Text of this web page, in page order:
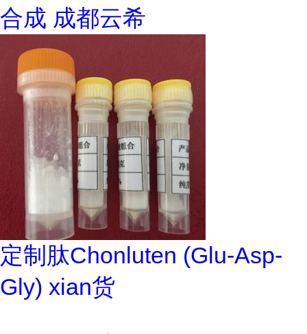
合成 成都云希
定制肽Chonluten (Glu-Asp-
Gly) xian货